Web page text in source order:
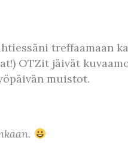
treffaamaan
OTZit jäivät
muistot.